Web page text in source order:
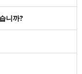
니까?